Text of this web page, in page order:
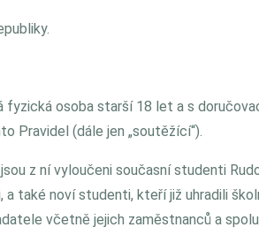
osoba starší 18 let a s
Pravidel (dále jen „soutěžící“).
z ní vyloučeni současní studenti
také noví studenti, kteří již uhradili
včetně jejich zaměstnanců a